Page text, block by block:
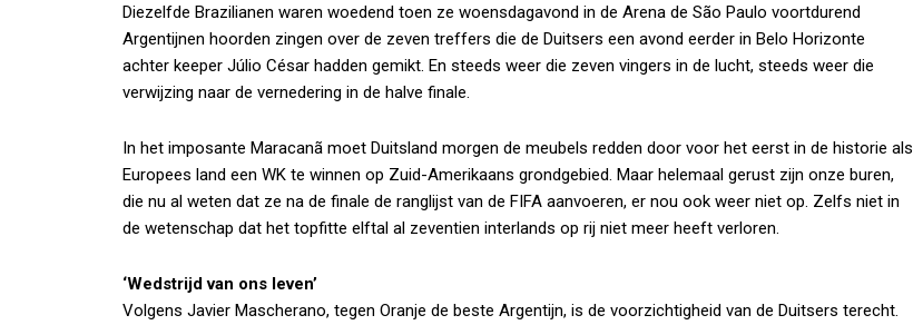
Diezelfde Brazilianen waren woedend toen ze woensdagavond in de Arena de São Paulo voortdurend
Argentijnen hoorden zingen over de zeven treffers die de Duitsers een avond eerder in Belo Horizonte
achter keeper Júlio César hadden gemikt. En steeds weer die zeven vingers in de lucht, steeds weer die
verwijzing naar de vernedering in de halve finale.
In het imposante Maracanã moet Duitsland morgen de meubels redden door voor het eerst in de historie als
Europees land een WK te winnen op Zuid-Amerikaans grondgebied. Maar helemaal gerust zijn onze buren,
die nu al weten dat ze na de finale de ranglijst van de FIFA aanvoeren, er nou ook weer niet op. Zelfs niet in
de wetenschap dat het topfitte elftal al zeventien interlands op rij niet meer heeft verloren.
‘Wedstrijd van ons leven’
Volgens Javier Mascherano, tegen Oranje de beste Argentijn, is de voorzichtigheid van de Duitsers terecht.